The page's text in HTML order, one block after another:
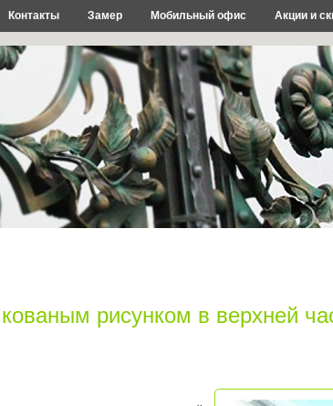
Контакты Замер Мобильный офис Акции и
рисунком в верхней